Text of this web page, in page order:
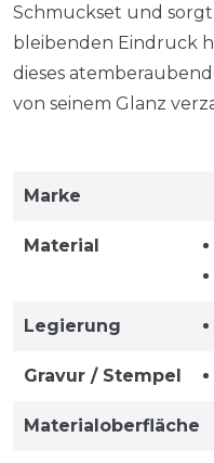
Schmuckset und sorgt
bleibenden Eindruck
dieses
von seinem Glanz
Marke
Material
Legierung
Gravur / Stempel
Materialoberfläche